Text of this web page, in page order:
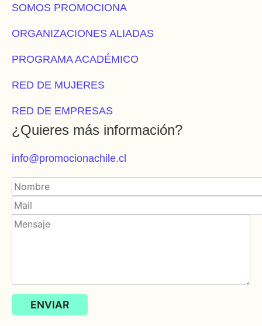
SOMOS PROMOCIONA
ORGANIZACIONES ALIADAS
PROGRAMA ACADÉMICO
RED DE MUJERES
RED DE EMPRESAS
¿Quieres más información?
info@promocionachile.cl